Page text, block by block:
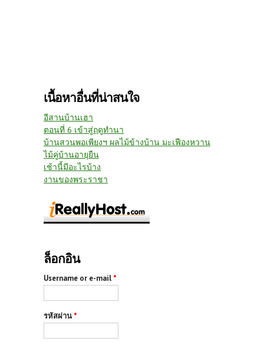
เนื้อหาอื่นที่น่าสนใจ
อีสานบ้านเฮา
ตอนที่ 6 เข้าสู่ฤดูทำนา
บ้านสวนพอเพียงฯ ผลไม้ข้างบ้าน มะเฟืองหวาน
ไม้คู่บ้านอายุยืน
เช้านี้มีอะไรบ้าง
งานของพระราชา
ล็อกอิน
Username or e-mail *
รหัสผ่าน *